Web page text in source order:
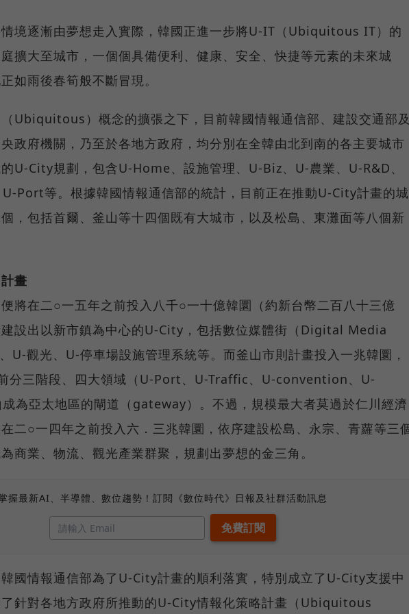
境逐漸由夢想走入實際，韓國正進一步將U-IT（Ubiquitous IT）的
擴大至城市，一個個具備便利、健康、安全、快捷等元素的未來城
如雨後春筍般不斷冒現。
Ubiquitous）概念的擴張之下，目前韓國情報通信部、建設交通部
政府機關，乃至於各地方政府，均分別在全韓由北到南的各主要城市
U-City規劃，包含U-Home、設施管理、U-Biz、U-農業、U-R&D、
Port等。根據韓國情報通信部的統計，目前正在推動U-City計畫的城
，包括首爾、釜山等十四個既有大城市，以及松島、東灘面等八個新
畫
將在二○一五年之前投入八千○一十億韓圜（約新台幣二百八十三億
設出以新市鎮為中心的U-City，包括數位媒體街（Digital Media
U-觀光、U-停車場設施管理系統等。而釜山市則計畫投入一兆韓圜，
分三階段、四大領域（U-Port、U-Traffic、U-convention、U-
為亞太地區的閘道（gateway）。不過，規模最大者莫過於仁川經濟
二○一四年之前投入六．三兆韓圜，依序建設松島、永宗、青蘿等三
商業、物流、觀光產業群聚，規劃出夢想的金三角。
握最新AI、半導體、數位趨勢！訂閱《數位時代》日報及社群活動訊息
國情報通信部為了U-City計畫的順利落實，特別成立了U-City支援中
針對各地方政府所推動的U-City情報化策略計畫（Ubiquitous